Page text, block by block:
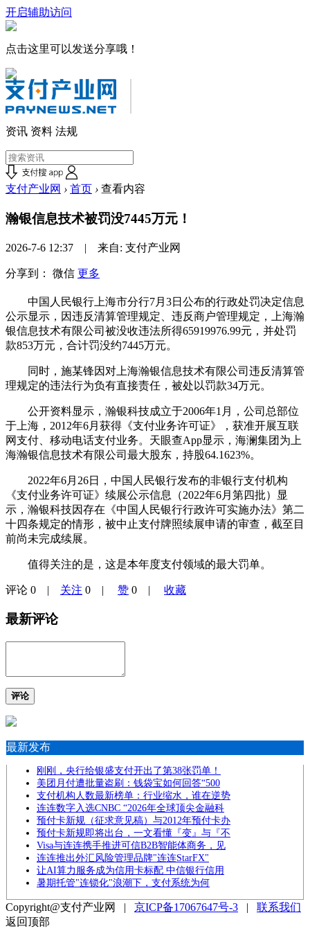
开启辅助访问
点击这里可以发送分享哦！
资讯 资料 法规
支付产业网 › 首页 › 查看内容
瀚银信息技术被罚没7445万元！
2026-7-6 12:37 | 来自: 支付产业网
分享到： 微信 更多
中国人民银行上海市分行7月3日公布的行政处罚决定信息
公示显示，因违反清算管理规定、违反商户管理规定，上海瀚
银信息技术有限公司被没收违法所得65919976.99元，并处罚
款853万元，合计罚没约7445万元。
同时，施某锋因对上海瀚银信息技术有限公司违反清算管
理规定的违法行为负有直接责任，被处以罚款34万元。
公开资料显示，瀚银科技成立于2006年1月，公司总部位
于上海，2012年6月获得《支付业务许可证》，获准开展互联
网支付、移动电话支付业务。天眼查App显示，海澜集团为上
海瀚银信息技术有限公司最大股东，持股64.1623%。
2022年6月26日，中国人民银行发布的非银行支付机构
《支付业务许可证》续展公示信息（2022年6月第四批）显
示，瀚银科技因存在《中国人民银行行政许可实施办法》第二
十四条规定的情形，被中止支付牌照续展申请的审查，截至目
前尚未完成续展。
值得关注的是，这是本年度支付领域的最大罚单。
评论 0 | 关注 0 | 赞 0 | 收藏
最新评论
评论
最新发布
刚刚，央行给银盛支付开出了第38张罚单！
美团月付遭批量盗刷：钱袋宝如何回答“500
支付机构人数最新榜单：行业缩水，谁在逆势
连连数字入选CNBC “2026年全球顶尖金融科
预付卡新规（征求意见稿）与2012年预付卡办
预付卡新规即将出台，一文看懂『变』与『不
Visa与连连携手推进可信B2B智能体商务，见
连连推出外汇风险管理品牌"连连StarFX"
让AI算力服务成为信用卡标配 中信银行信用
暑期托管"连锁化"浪潮下，支付系统为何
Copyright@支付产业网 | 京ICP备17067647号-3 | 联系我们
返回顶部